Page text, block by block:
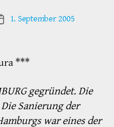
1. September 2005
***
gegründet. Die
Sanierung der
war eines der